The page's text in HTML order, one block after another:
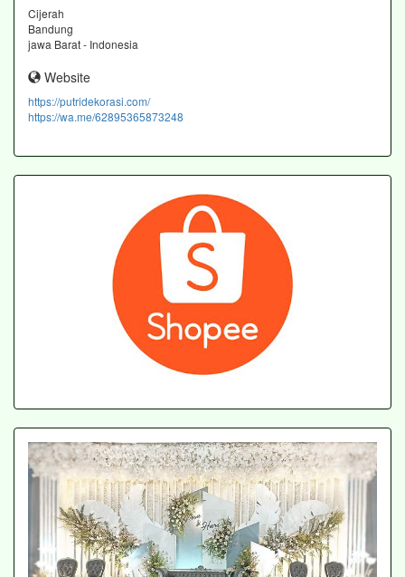
Cijerah
Bandung
jawa Barat - Indonesia
Website
https://putridekorasi.com/
https://wa.me/62895365873248